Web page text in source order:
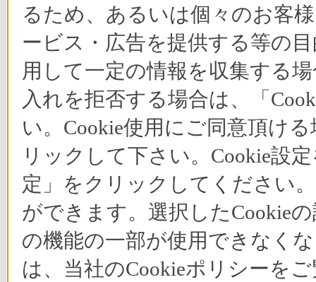
るため、あるいは個々のお客
ービス・広告を提供する等の
用して一定の情報を収集する
入れを拒否する場合は、「
い。Cookie使用にご同意頂け
リックして下さい。Cookie設
定」をクリックしてください
ができます。選択したCookie
の機能の一部が使用できなく
は、当社のCookieポリシーを